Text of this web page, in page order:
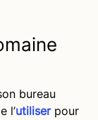
bureau
l’utiliserpour